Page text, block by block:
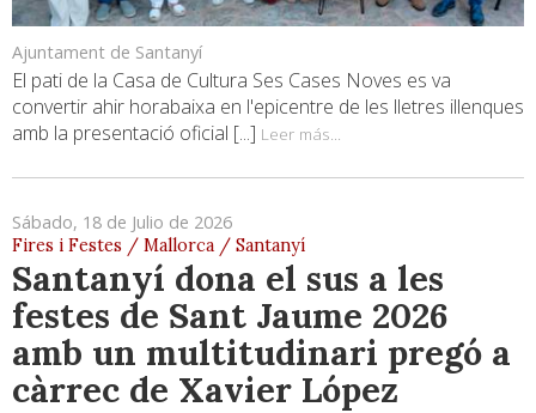
Ajuntament de Santanyí
El pati de la Casa de Cultura Ses Cases Noves es va
convertir ahir horabaixa en l'epicentre de les lletres illenques
amb la presentació oficial [...] Leer más...
Sábado, 18 de Julio de 2026
Fires i Festes / Mallorca / Santanyí
Santanyí dona el sus a les
festes de Sant Jaume 2026
amb un multitudinari pregó a
càrrec de Xavier López